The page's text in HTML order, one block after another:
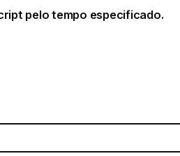
pelo tempo especificado.